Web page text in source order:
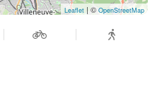
Leaflet | © OpenStreetMap